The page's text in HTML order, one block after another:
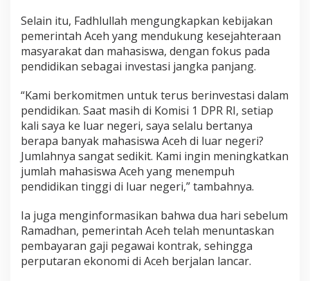
Selain itu, Fadhlullah mengungkapkan kebijakan
pemerintah Aceh yang mendukung kesejahteraan
masyarakat dan mahasiswa, dengan fokus pada
pendidikan sebagai investasi jangka panjang.
“Kami berkomitmen untuk terus berinvestasi dalam
pendidikan. Saat masih di Komisi 1 DPR RI, setiap
kali saya ke luar negeri, saya selalu bertanya
berapa banyak mahasiswa Aceh di luar negeri?
Jumlahnya sangat sedikit. Kami ingin meningkatkan
jumlah mahasiswa Aceh yang menempuh
pendidikan tinggi di luar negeri,” tambahnya.
Ia juga menginformasikan bahwa dua hari sebelum
Ramadhan, pemerintah Aceh telah menuntaskan
pembayaran gaji pegawai kontrak, sehingga
perputaran ekonomi di Aceh berjalan lancar.